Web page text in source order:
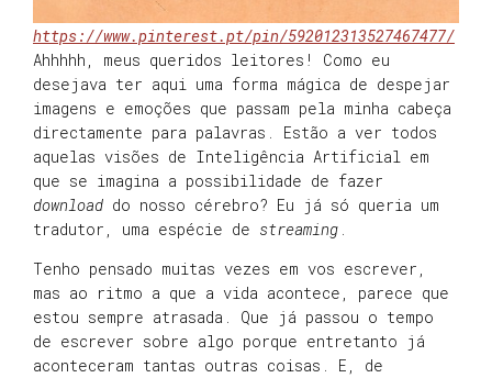
https://www.pinterest.pt/pin/592012313527467477/
Ahhhhh, meus queridos leitores! Como eu
desejava ter aqui uma forma mágica de despejar
imagens e emoções que passam pela minha cabeça
directamente para palavras. Estão a ver todos
aquelas visões de Inteligência Artificial em
que se imagina a possibilidade de fazer
download do nosso cérebro? Eu já só queria um
tradutor, uma espécie de streaming .
Tenho pensado muitas vezes em vos escrever,
mas ao ritmo a que a vida acontece, parece que
estou sempre atrasada. Que já passou o tempo
de escrever sobre algo porque entretanto já
aconteceram tantas outras coisas. E, de